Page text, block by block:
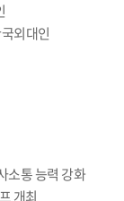
외대인
소통 능력 강화
개최